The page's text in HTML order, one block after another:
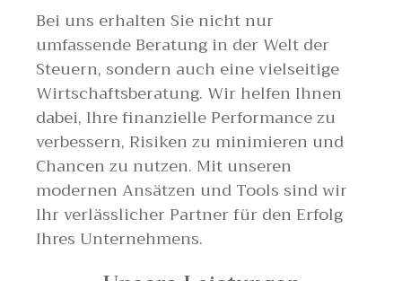
Bei uns erhalten Sie nicht nur
umfassende Beratung in der Welt der
Steuern, sondern auch eine vielseitige
Wirtschaftsberatung. Wir helfen Ihnen
dabei, Ihre finanzielle Performance zu
verbessern, Risiken zu minimieren und
Chancen zu nutzen. Mit unseren
modernen Ansätzen und Tools sind wir
Ihr verlässlicher Partner für den Erfolg
Ihres Unternehmens.